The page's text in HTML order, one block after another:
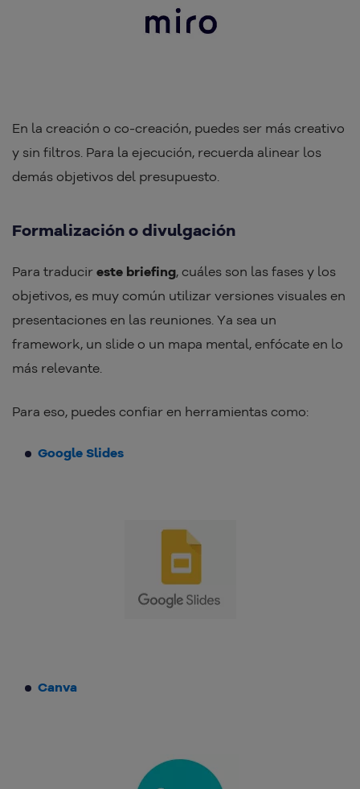
En la creación o co-creación, puedes ser más creativo
y sin filtros. Para la ejecución, recuerda alinear los
demás objetivos del presupuesto.
Formalización o divulgación
Para traducir este briefing, cuáles son las fases y los
objetivos, es muy común utilizar versiones visuales en
presentaciones en las reuniones. Ya sea un
framework, un slide o un mapa mental, enfócate en lo
más relevante.
Para eso, puedes confiar en herramientas como:
Google Slides
Canva